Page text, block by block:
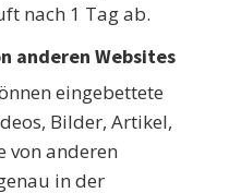
nach 1 Tag ab.
anderen Websites
eingebettete
Bilder, Artikel,
von anderen
in der